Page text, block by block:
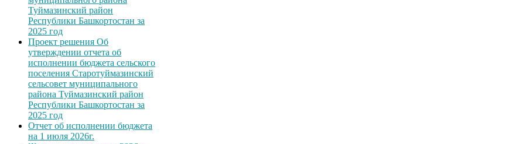
Туймазинский район
Республики Башкортостан за
2025 год
Проект решения Об
утверждении отчета об
исполнении бюджета сельского
поселения Старотуймазинский
сельсовет муниципального
района Туймазинский район
Республики Башкортостан за
2025 год
Отчет об исполнении бюджета
на 1 июля 2026г.